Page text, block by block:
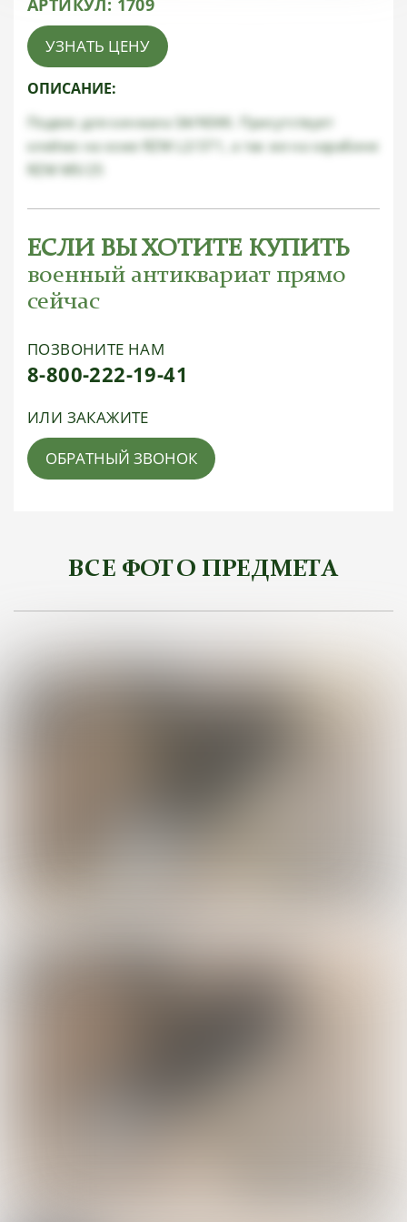
АРТИКУЛ: 1709
УЗНАТЬ ЦЕНУ
ОПИСАНИЕ:
Подвес для кинжала SA/NSKK. Присутствует
клеймо на коже RZM L2/371, а так же на карабине
RZM M5/25
ЕСЛИ ВЫ ХОТИТЕ КУПИТЬ
военный антиквариат прямо
сейчас
ПОЗВОНИТЕ НАМ
8-800-222-19-41
ИЛИ ЗАКАЖИТЕ
ОБРАТНЫЙ ЗВОНОК
ВСЕ ФОТО ПРЕДМЕТА